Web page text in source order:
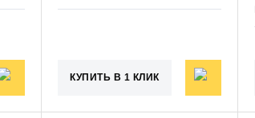
КУПИТЬ В 1 КЛИК